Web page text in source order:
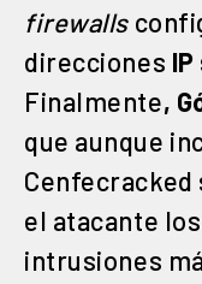
firewalls
direcciones
Finalmente,
que aunque
Cenfecracked
el atacante
intrusiones